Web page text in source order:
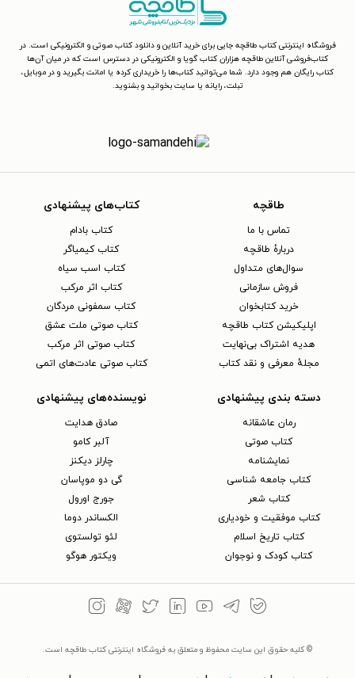
فروشگاه اینترنتی کتاب طاقچه جایی برای خرید آنلاین و دانلود کتاب صوتی و الکترونیکی است. در
کتاب‌فروشی آنلاین طاقچه هزاران کتاب گویا و الکترونیکی در دسترس است که در میان آن‌ها
کتاب رایگان هم وجود دارد. شما می‌توانید کتاب‌ها را خریداری کرده یا امانت بگیرید و در موبایل،
تبلت، رایانه یا سایت بخوانید و بشنوید.
طاقچه
تماس با ما
دربارهٔ طاقچه
سوال‌های متداول
فروش سازمانی
خرید کتابخوان
اپلیکیشن کتاب طاقچه
هدیه اشتراک بی‌نهایت
مجلهٔ معرفی و نقد کتاب
کتاب‌های پیشنهادی
کتاب بادام
کتاب کیمیاگر
کتاب اسب سیاه
کتاب اثر مرکب
کتاب سمفونی مردگان
کتاب صوتی ملت عشق
کتاب صوتی اثر مرکب
کتاب صوتی عادت‌های اتمی
دسته بندی پیشنهادی
رمان عاشقانه
کتاب‌ صوتی
نمایشنامه
کتاب جامعه شناسی
کتاب شعر
کتاب موفقیت و خودیاری
کتاب تاریخ اسلام
کتاب کودک و نوجوان
نویسنده‌های پیشنهادی
صادق هدایت
آلبر کامو
چارلز دیکنز
گی دو موپاسان
جورج اورول
الکساندر دوما
لئو تولستوی
ویکتور هوگو
© کلیه حقوق این سایت محفوظ و متعلق به فروشگاه اینترنتی کتاب طاقچه است.